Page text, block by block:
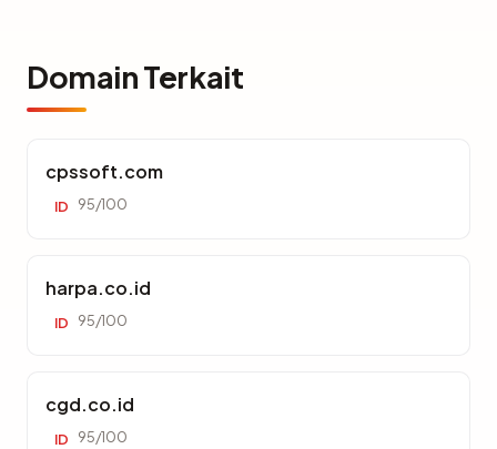
Domain Terkait
cpssoft.com
ID 95/100
harpa.co.id
ID 95/100
cgd.co.id
ID 95/100